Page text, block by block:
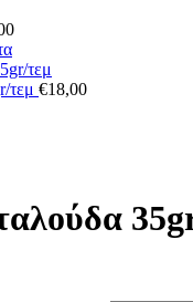
τεμ €18,00